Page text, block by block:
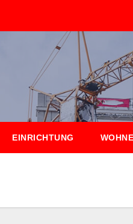
EINRICHTUNG